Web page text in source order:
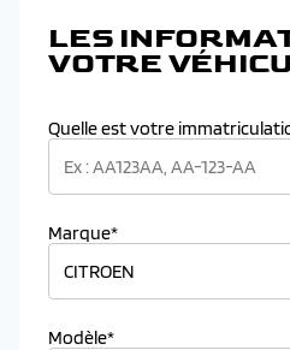
LES
VOTRE
Quelle est votre
Marque*
Modèle*